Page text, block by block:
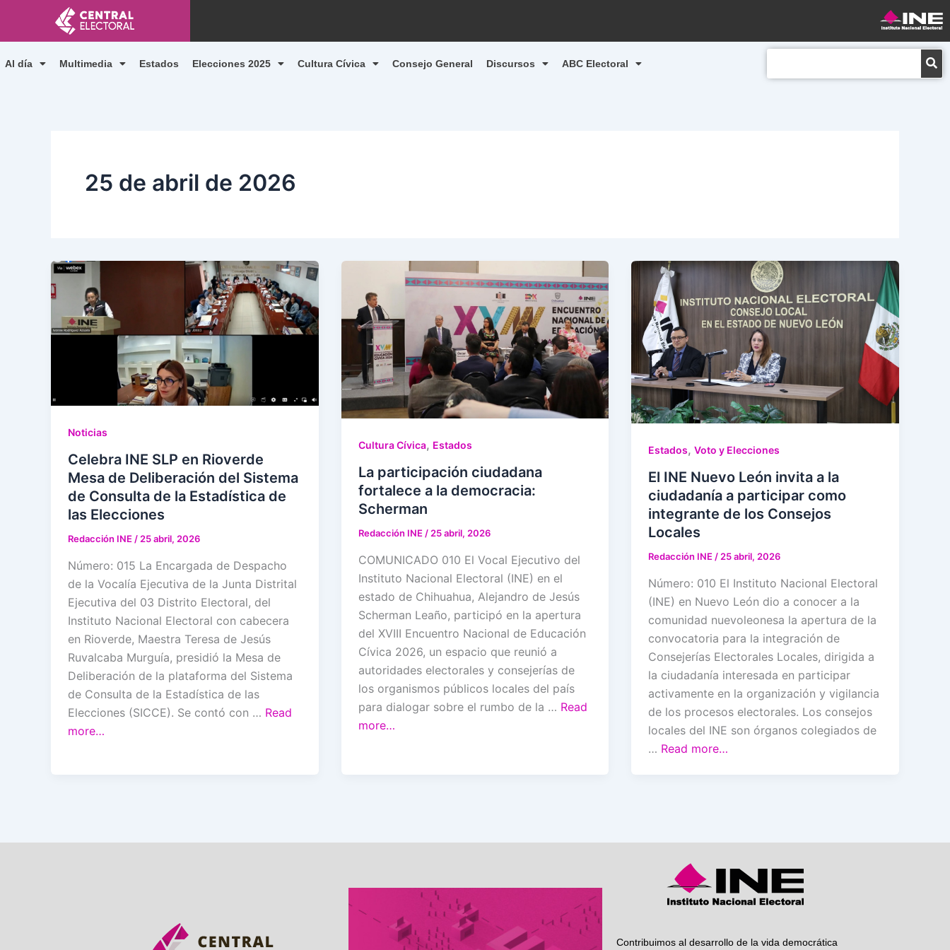
contenido
Al día Multimedia Estados Elecciones 2025 Cultura Cívica Consejo General Discursos ABC Electoral
25 de abril de 2026
Noticias
Celebra INE SLP en Rioverde
Mesa de Deliberación del Sistema
de Consulta de la Estadística de
las Elecciones
Redacción INE / 25 abril, 2026
Número: 015 La Encargada de Despacho
de la Vocalía Ejecutiva de la Junta Distrital
Ejecutiva del 03 Distrito Electoral, del
Instituto Nacional Electoral con cabecera
en Rioverde, Maestra Teresa de Jesús
Ruvalcaba Murguía, presidió la Mesa de
Deliberación de la plataforma del Sistema
de Consulta de la Estadística de las
Elecciones (SICCE). Se contó con … Read
more…
Cultura Cívica, Estados
La participación ciudadana
fortalece a la democracia:
Scherman
Redacción INE/25 abril, 2026
COMUNICADO 010 El Vocal Ejecutivo del
Instituto Nacional Electoral (INE) en el
estado de Chihuahua, Alejandro de Jesús
Scherman Leaño, participó en la apertura
del XVIII Encuentro Nacional de Educación
Cívica 2026, un espacio que reunió a
autoridades electorales y consejerías de
los organismos públicos locales del país
para dialogar sobre el rumbo de la … Read
more…
Estados,Voto y Elecciones
El INE Nuevo León invita a la
ciudadanía a participar como
integrante de los Consejos
Locales
Redacción INE / 25 abril, 2026
Número: 010 El Instituto Nacional Electoral
(INE) en Nuevo León dio a conocer a la
comunidad nuevoleonesa la apertura de la
convocatoria para la integración de
Consejerías Electorales Locales, dirigida a
la ciudadanía interesada en participar
activamente en la organización y vigilancia
de los procesos electorales. Los consejos
locales del INE son órganos colegiados de
… Read more…
Contribuimos al desarrollo de la vida democrática